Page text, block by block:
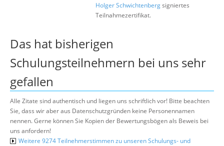
Holger Schwichtenbergsigniertes
Teilnahmezertifikat.
Das hat bisherigen
Schulungsteilnehmern bei uns sehr
gefallen
Alle Zitate sind authentisch und liegen uns schriftlich vor! Bitte beachten
Sie, dass wir aber aus Datenschutzgründen keine Personennamen
nennen. Gerne können Sie Kopien der Bewertungsbögen als Beweis bei
uns anfordern!
Weitere 9274 Teilnehmerstimmen zu unseren Schulungs- und